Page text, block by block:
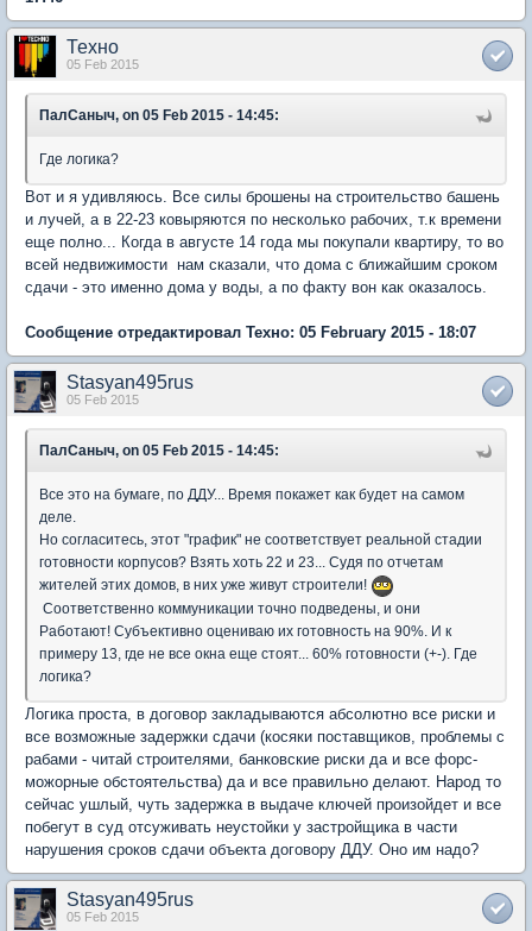
Техно
05 Feb 2015
ПалСаныч, on 05 Feb 2015 - 14:45:
Где логика?
Вот и я удивляюсь. Все силы брошены на строительство башень
и лучей, а в 22-23 ковыряются по несколько рабочих, т.к времени
еще полно... Когда в августе 14 года мы покупали квартиру, то во
всей недвижимости нам сказали, что дома с ближайшим сроком
сдачи - это именно дома у воды, а по факту вон как оказалось.
Сообщение отредактировал Техно: 05 February 2015 - 18:07
Stasyan495rus
05 Feb 2015
ПалСаныч, on 05 Feb 2015 - 14:45:
Все это на бумаге, по ДДУ... Время покажет как будет на самом
деле.
Но согласитесь, этот "график" не соответствует реальной стадии
готовности корпусов? Взять хоть 22 и 23... Судя по отчетам
жителей этих домов, в них уже живут строители!
Соответственно коммуникации точно подведены, и они
Работают! Субъективно оцениваю их готовность на 90%. И к
примеру 13, где не все окна еще стоят... 60% готовности (+-). Где
логика?
Логика проста, в договор закладываются абсолютно все риски и
все возможные задержки сдачи (косяки поставщиков, проблемы с
рабами - читай строителями, банковские риски да и все форс-
можорные обстоятельства) да и все правильно делают. Народ то
сейчас ушлый, чуть задержка в выдаче ключей произойдет и все
побегут в суд отсуживать неустойки у застройщика в части
нарушения сроков сдачи объекта договору ДДУ. Оно им надо?
Stasyan495rus
05 Feb 2015